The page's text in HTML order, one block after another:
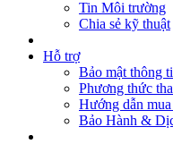
khí
Máy đo
PHỤ KIỆN
Đầu cảm
Bộ tiểu
Phụ kiện
Tin Môi trường
Chia sẻ kỹ thuật
Hỗ trợ
Bảo mật thông
Phương thức
Hướng dẫn
Bảo Hành &